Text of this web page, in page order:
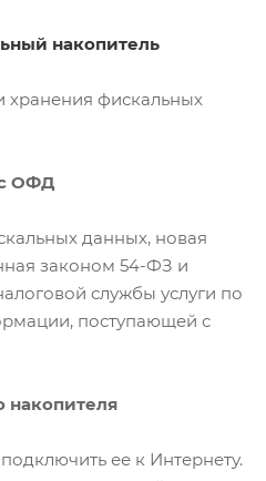
накопитель
хранения фискальных
ОФД
данных, новая
законом 54-ФЗ и
службы услуги по
поступающей с
накопителя
ее к Интернету.